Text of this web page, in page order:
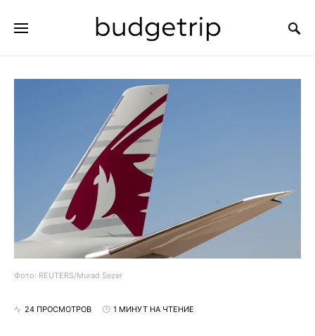
Фото: REUTERS/Murad Sezer
24 ПРОСМОТРОВ 1 МИНУТ НА ЧТЕНИЕ